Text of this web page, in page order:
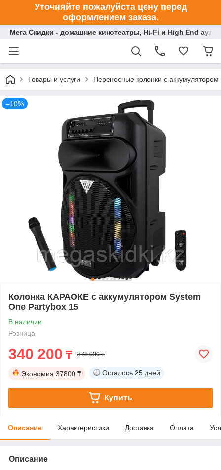
Уточняйте пожалуйста цену перед
оформлением заказа.
Мега Скидки - домашние кинотеатры, Hi-Fi и High End
Товары и услуги Переносные колонки с
–10%
Колонка КАРАОКЕ с аккумулятором System
One Partybox 15
В наличии
Розница
340 200 ₸ 378 000 ₸
Экономия 37800 ₸ Осталось 25 дней
Купить
Описание Характеристики Доставка Оплата
Описание